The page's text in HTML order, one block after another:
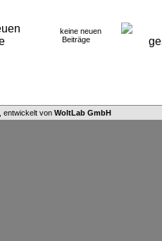
keine neuen
Beiträge
, entwickelt von WoltLab GmbH